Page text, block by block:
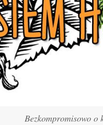
Bezkompromisowo